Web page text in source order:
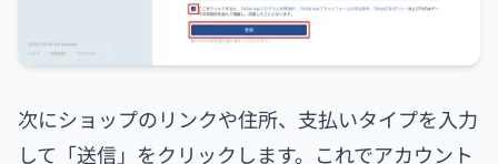
次にショップのリンクや住所、支払いタイプを入力
して「送信」をクリックします。これでアカウント